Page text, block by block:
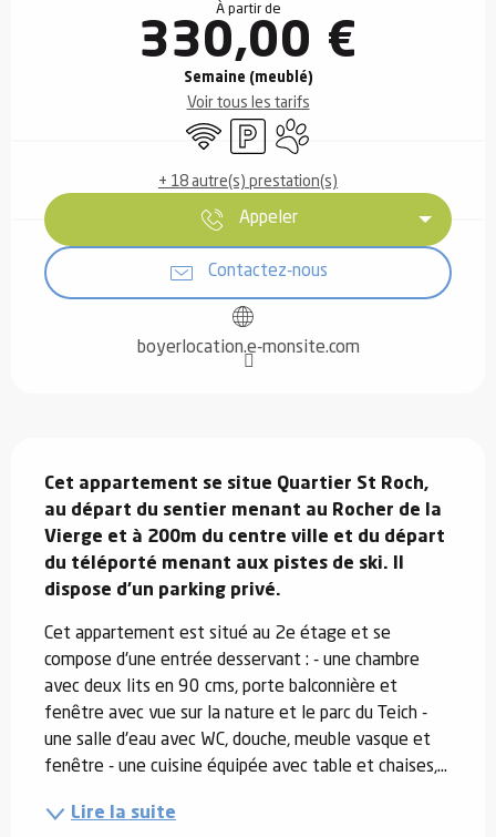
À partir de
330,00 €
Semaine (meublé)
Voir tous les tarifs
WiFi ParkingAnimaux acceptés
+ 18 autre(s) prestation(s)
Appeler
Contactez-nous
boyerlocation.e-monsite.com
Cet appartement se situe Quartier St Roch,
au départ du sentier menant au Rocher de la
Vierge et à 200m du centre ville et du départ
du téléporté menant aux pistes de ski. Il
dispose d'un parking privé.
Cet appartement est situé au 2e étage et se
compose d'une entrée desservant : - une chambre
avec deux lits en 90 cms, porte balconnière et
fenêtre avec vue sur la nature et le parc du Teich -
une salle d'eau avec WC, douche, meuble vasque et
fenêtre - une cuisine équipée avec table et chaises,...
Lire la suite